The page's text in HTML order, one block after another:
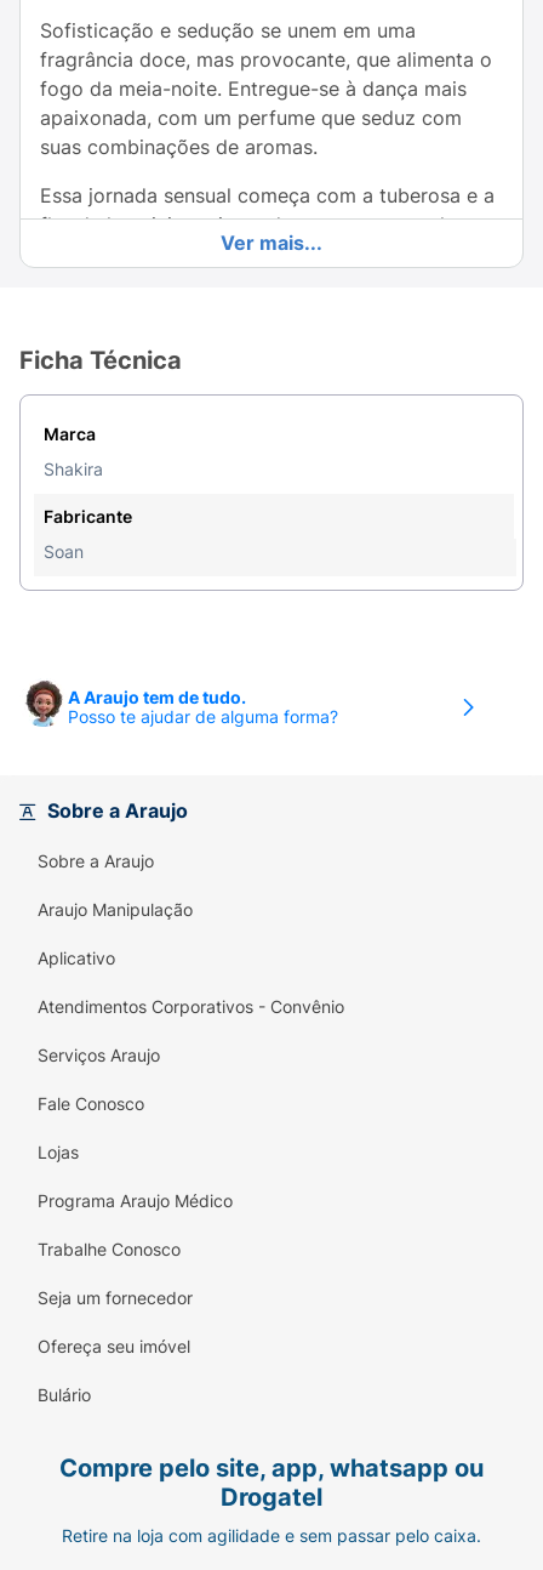
Sofisticação e sedução se unem em uma
fragrância doce, mas provocante, que alimenta o
fogo da meia-noite. Entregue-se à dança mais
apaixonada, com um perfume que seduz com
suas combinações de aromas.
Essa jornada sensual começa com a tuberosa e a
flor de laranjeira, misturadas com o caramelo
doce, que realça seu poder hipnótico. A
Nesse novo formato, o icônico frasco que
transformado em um intenso vermelho cereja, que
brinca entre a escuridão do anoitecer aos
reflexos luminosos dos primeiros raios de sol.
Família Olfativa:
Casual, Sofisticada, Dia, Noite
Bergamota. Corpo: Flor de Laranjeira e Tuberosa.
Fundo: Baunilha e Patchouli ou Oriza.
Ver mais...
Ficha Técnica
Marca
Shakira
Fabricante
Soan
A Araujo tem de tudo.
Posso te ajudar de alguma forma?
Sobre a Araujo
Sobre a Araujo
Araujo Manipulação
Aplicativo
Atendimentos Corporativos - Convênio
Serviços Araujo
Fale Conosco
Lojas
Programa Araujo Médico
Trabalhe Conosco
Seja um fornecedor
Ofereça seu imóvel
Bulário
Compre pelo site, app, whatsapp ou
Drogatel
Retire na loja com agilidade e sem passar pelo caixa.